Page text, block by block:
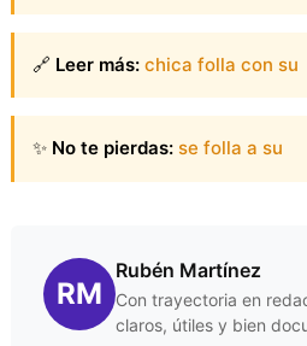
🔗 Leer más: chica folla con su
✨ No te pierdas: se folla a su
RM
Rubén Martínez
Con trayectoria en
claros, útiles y bien